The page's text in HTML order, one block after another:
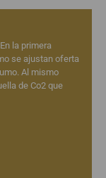
la primera
se ajustan oferta
Al mismo
de Co2 que